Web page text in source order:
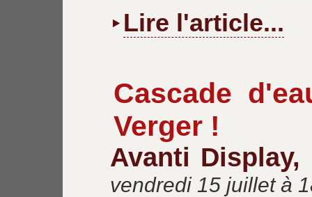
Lire l'article...
Cascade
Verger !
Avanti Display,
vendredi 15 juillet à